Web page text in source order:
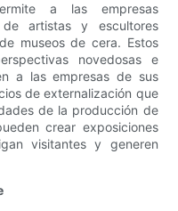
a las empresas
artistas y escultores
museos de cera. Estos
novedosas e
a las empresas de sus
de externalización que
de la producción de
crear exposiciones
visitantes y generen